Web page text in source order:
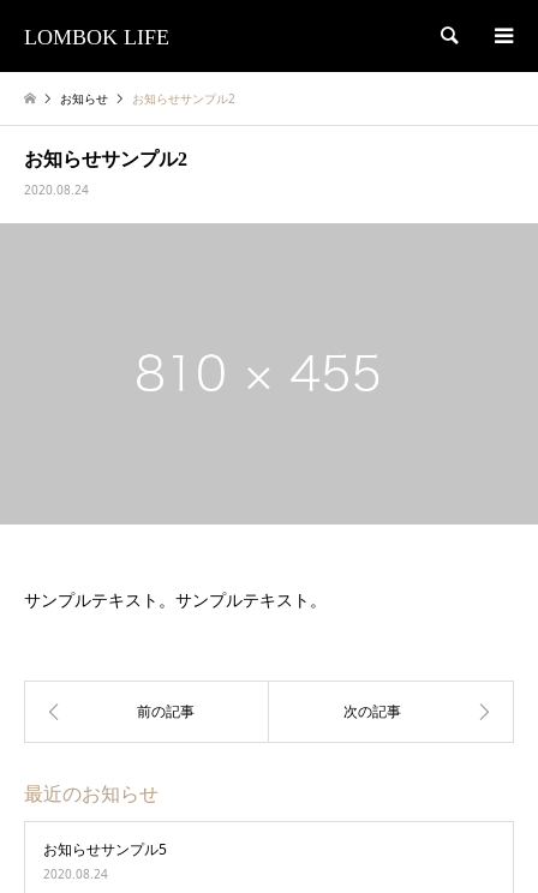
LOMBOK LIFE 検索
お知らせ お知らせサンプル2
お知らせサンプル2
2020.08.24
サンプルテキスト。サンプルテキスト。
最近のお知らせ
お知らせサンプル5
2020.08.24